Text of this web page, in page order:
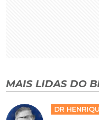
MAIS LIDAS DO
DR